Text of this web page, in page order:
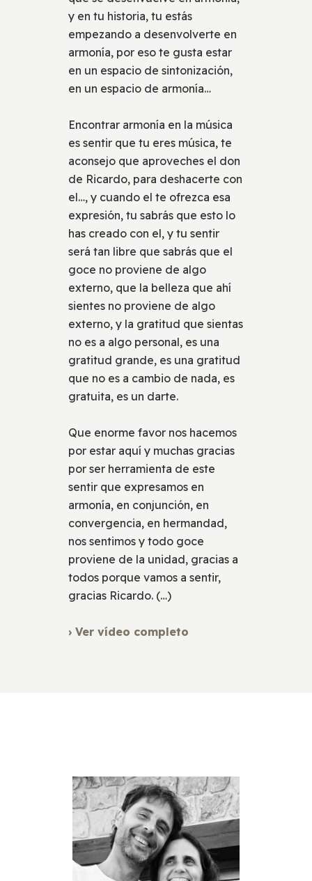
y en tu historia, tu estás
empezando a desenvolverte en
armonía, por eso te gusta estar
en un espacio de sintonización,
en un espacio de armonía…
Encontrar armonía en la música
es sentir que tu eres música, te
aconsejo que aproveches el don
de Ricardo, para deshacerte con
el…, y cuando el te ofrezca esa
expresión, tu sabrás que esto lo
has creado con el, y tu sentir
será tan libre que sabrás que el
goce no proviene de algo
externo, que la belleza que ahí
sientes no proviene de algo
externo, y la gratitud que sientas
no es a algo personal, es una
gratitud grande, es una gratitud
que no es a cambio de nada, es
gratuita, es un darte.
Que enorme favor nos hacemos
por estar aquí y muchas gracias
por ser herramienta de este
sentir que expresamos en
armonía, en conjunción, en
convergencia, en hermandad,
nos sentimos y todo goce
proviene de la unidad, gracias a
todos porque vamos a sentir,
gracias Ricardo. (…)
› Ver vídeo completo